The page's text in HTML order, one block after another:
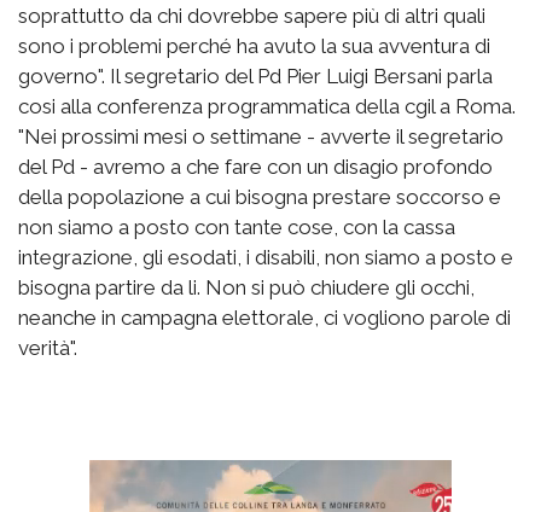
soprattutto da chi dovrebbe sapere più di altri quali
sono i problemi perché ha avuto la sua avventura di
governo". Il segretario del Pd Pier Luigi Bersani parla
cosi alla conferenza programmatica della cgil a Roma.
"Nei prossimi mesi o settimane - avverte il segretario
del Pd - avremo a che fare con un disagio profondo
della popolazione a cui bisogna prestare soccorso e
non siamo a posto con tante cose, con la cassa
integrazione, gli esodati, i disabili, non siamo a posto e
bisogna partire da li. Non si può chiudere gli occhi,
neanche in campagna elettorale, ci vogliono parole di
verità".